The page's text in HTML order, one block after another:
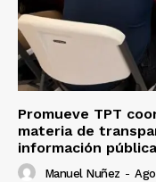
Promueve TPT
materia de
información pública
Manuel Nuñez -